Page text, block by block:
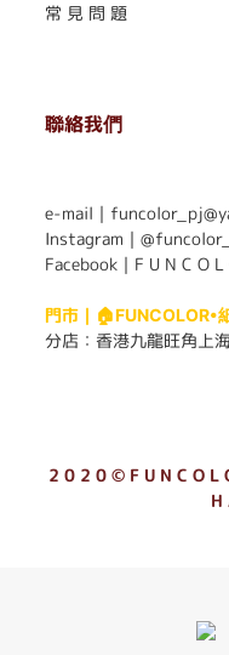
常 見 問 題
聯絡我們
e-mail｜
Instagram｜
Facebook｜ F U N C O
門市｜ 🏠FUNCOLOR•
分店： 香港九龍旺角上
2 0 2 0 © F U N C O L
H